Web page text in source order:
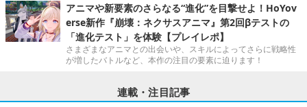
アニマや新要素のさらなる“進化”を目撃せよ！HoYov
erse新作『崩壊：ネクサスアニマ』第2回βテストの
「進化テスト」を体験【プレイレポ】
さまざまなアニマとの出会いや、スキルによってさらに戦略性
が増したバトルなど、本作の注目の要素に迫ります！
連載・注目記事